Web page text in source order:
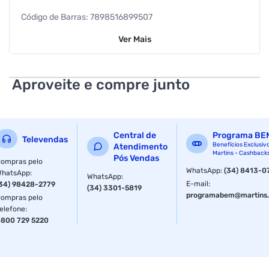
Código de Barras: 7898516899507
Dimensões: 7,0 x 5,5 x 30,0cm
Peso Bruto: 64 g
Material Nylon
Material
Ver Mais
Aproveite e compre junto
Televendas
pelo
:
98428-2779
pelo
:
729 5220
Central de
Atendimento
Pós Vendas
WhatsApp:
(34) 3301-5819
Programa
Benefícios
Martins -
WhatsApp:(34) 8413-
E-mail: